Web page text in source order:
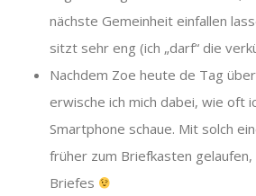
nächste Gemeinheit einfallen
sitzt sehr eng (ich „darf“ die
Nachdem Zoe heute de Tag
erwische ich mich dabei, wie oft
Smartphone schaue. Mit solch
früher zum Briefkasten
Briefes